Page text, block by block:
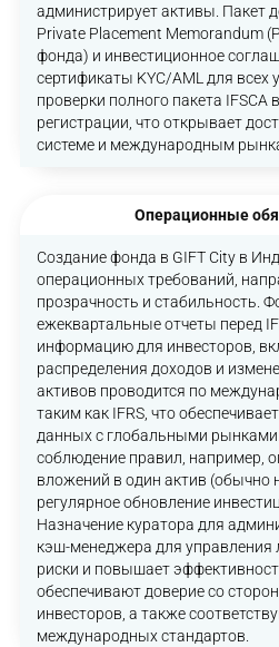
администрирует активы. Пакет
Private Placement Memorandum
фонда) и инвестиционное
сертификаты KYC/AML для всех
проверки полного пакета IFSCA
регистрации, что открывает
системе и международным
Операционные
Создание фонда в GIFT City в
операционных требований,
прозрачность и стабильность.
ежеквартальные отчеты перед
информацию для инвесторов,
распределения доходов и
активов проводится по
таким как IFRS, что
данных с глобальными
соблюдение правил, например,
вложений в один актив (обычно
регулярное обновление
Назначение куратора для
кэш-менеджера для управления
риски и повышает
обеспечивают доверие со
инвесторов, а также
международных стандартов.